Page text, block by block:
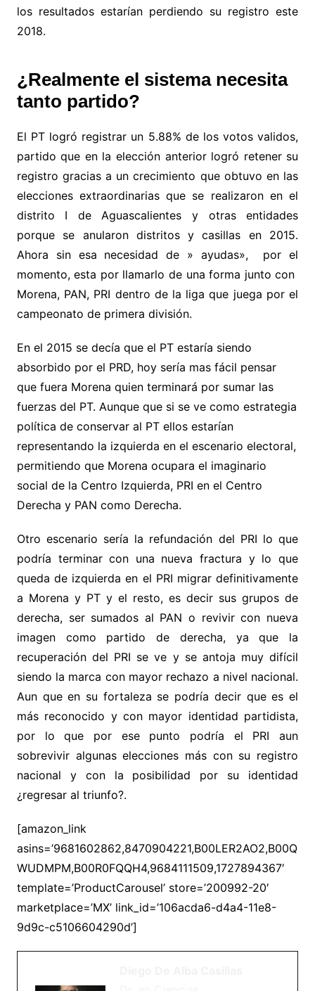
los resultados estarían perdiendo su registro este
2018.
¿Realmente el sistema necesita
tanto partido?
El PT logró registrar un 5.88% de los votos validos,
partido que en la elección anterior logró retener su
registro gracias a un crecimiento que obtuvo en las
elecciones extraordinarias que se realizaron en el
distrito I de Aguascalientes y otras entidades
porque se anularon distritos y casillas en 2015.
Ahora sin esa necesidad de » ayudas», por el
momento, esta por llamarlo de una forma junto con
Morena, PAN, PRI dentro de la liga que juega por el
campeonato de primera división.
En el 2015 se decía que el PT estaría siendo
absorbido por el PRD, hoy sería mas fácil pensar
que fuera Morena quien terminará por sumar las
fuerzas del PT. Aunque que si se ve como estrategia
política de conservar al PT ellos estarían
representando la izquierda en el escenario electoral,
permitiendo que Morena ocupara el imaginario
social de la Centro Izquierda, PRI en el Centro
Derecha y PAN como Derecha.
Otro escenario sería la refundación del PRI lo que
podría terminar con una nueva fractura y lo que
queda de izquierda en el PRI migrar definitivamente
a Morena y PT y el resto, es decir sus grupos de
derecha, ser sumados al PAN o revivir con nueva
imagen como partido de derecha, ya que la
recuperación del PRI se ve y se antoja muy difícil
siendo la marca con mayor rechazo a nivel nacional.
Aun que en su fortaleza se podría decir que es el
más reconocido y con mayor identidad partidista,
por lo que por ese punto podría el PRI aun
sobrevivir algunas elecciones más con su registro
nacional y con la posibilidad por su identidad
¿regresar al triunfo?.
[amazon_link
asins=’9681602862,8470904221,B00LER2AO2,B00Q
WUDMPM,B00R0FQQH4,9684111509,1727894367′
template=’ProductCarousel’ store=’200992-20′
marketplace=’MX’ link_id=’106acda6-d4a4-11e8-
9d9c-c5106604290d’]